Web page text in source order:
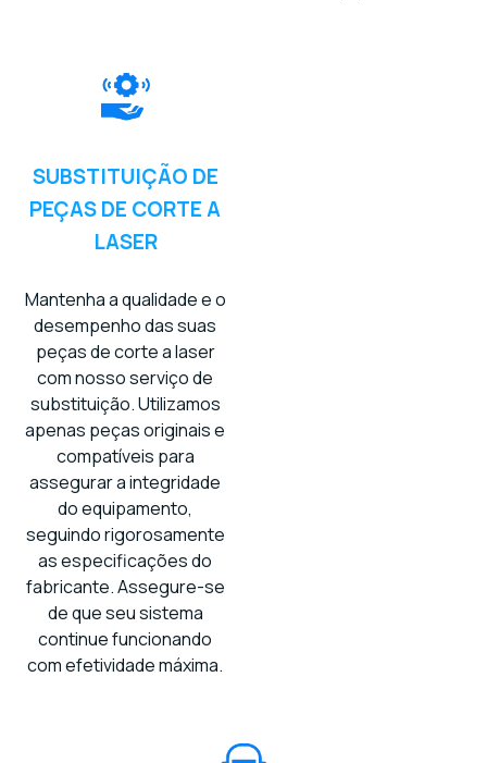
SUBSTITUIÇÃO DE
PEÇAS DE CORTE A
LASER
Mantenha a qualidade e o
desempenho das suas
peças de corte a laser
com nosso serviço de
substituição. Utilizamos
apenas peças originais e
compatíveis para
assegurar a integridade
do equipamento,
seguindo rigorosamente
as especificações do
fabricante. Assegure-se
de que seu sistema
continue funcionando
com efetividade máxima.